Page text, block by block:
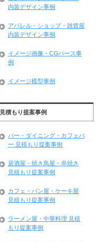
内装デザイン事例
アパレル・ショップ・雑貨屋
内装デザイン事例
イメージ画像・CGパース事
例
イメージ模型事例
見積もり提案事例
バー・ダイニング・カフェバ
ー 見積もり提案事例
居酒屋・焼き鳥屋・串焼き
見積もり提案事例
カフェ・パン屋・ケーキ屋
見積もり提案事例
ラーメン屋・中華料理 見積
もり提案事例